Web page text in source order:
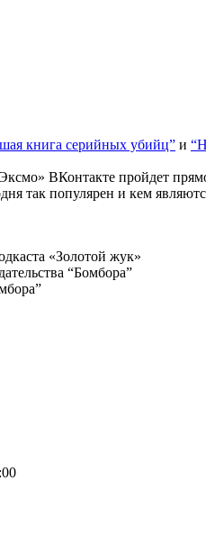
книга серийных убийц” и
ВКонтакте пройдет
так популярен и кем
«Золотой жук»
“Бомбора”